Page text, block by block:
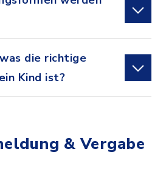
die richtige
Kind ist?
& Vergabe